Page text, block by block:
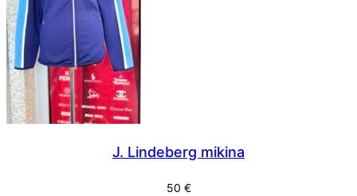
J. Lindeberg mikina
50 €